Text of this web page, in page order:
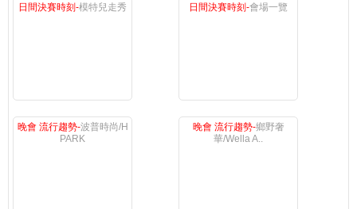
日間決賽時刻-模特兒走秀 日間決賽時刻-會場一覽
晚會 流行趨勢-波普時尚/H
PARK
晚會 流行趨勢-鄉野奢
華/Wella A..